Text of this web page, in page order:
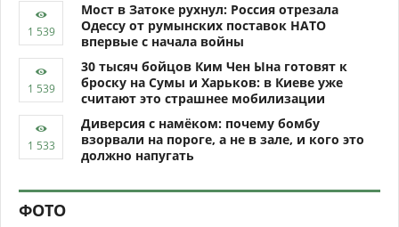
Мост в Затоке рухнул: Россия отрезала
Одессу от румынских поставок НАТО
впервые с начала войны
30 тысяч бойцов Ким Чен Ына готовят к
броску на Сумы и Харьков: в Киеве уже
считают это страшнее мобилизации
Диверсия с намёком: почему бомбу
взорвали на пороге, а не в зале, и кого это
должно напугать
ФОТО